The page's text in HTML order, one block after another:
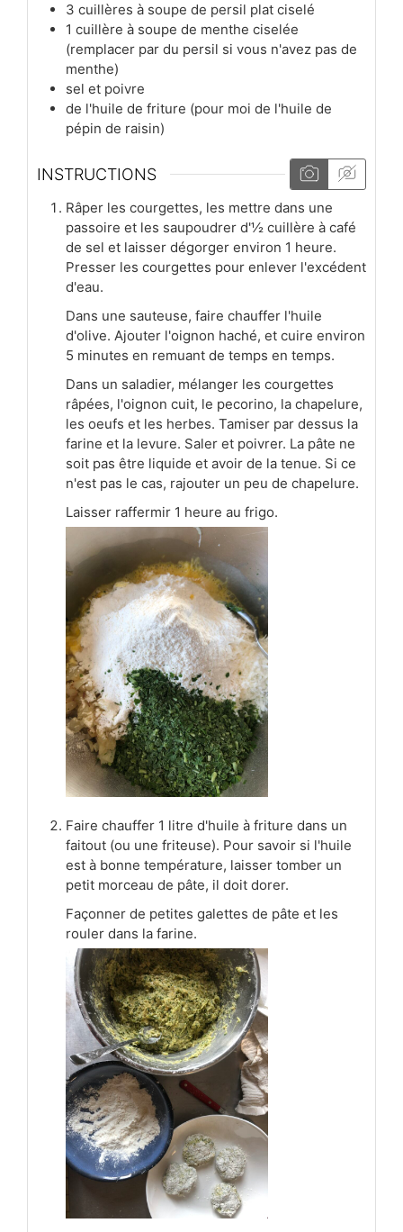
3 cuillères à soupe de persil plat ciselé
1 cuillère à soupe de menthe ciselée
(remplacer par du persil si vous n'avez pas de
menthe)
sel et poivre
de l'huile de friture (pour moi de l'huile de
pépin de raisin)
INSTRUCTIONS
Râper les courgettes, les mettre dans une
passoire et les saupoudrer d'½ cuillère à café
de sel et laisser dégorger environ 1 heure.
Presser les courgettes pour enlever l'excédent
d'eau.
Dans une sauteuse, faire chauffer l'huile
d'olive. Ajouter l'oignon haché, et cuire environ
5 minutes en remuant de temps en temps.
Dans un saladier, mélanger les courgettes
râpées, l'oignon cuit, le pecorino, la chapelure,
les oeufs et les herbes. Tamiser par dessus la
farine et la levure. Saler et poivrer. La pâte ne
soit pas être liquide et avoir de la tenue. Si ce
n'est pas le cas, rajouter un peu de chapelure.
Laisser raffermir 1 heure au frigo.
Faire chauffer 1 litre d'huile à friture dans un
faitout (ou une friteuse). Pour savoir si l'huile
est à bonne température, laisser tomber un
petit morceau de pâte, il doit dorer.
Façonner de petites galettes de pâte et les
rouler dans la farine.